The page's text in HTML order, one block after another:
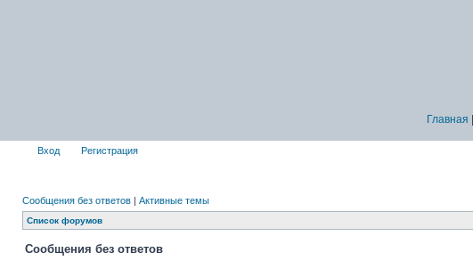
Главная
Вход Регистрация
Сообщения без ответов | Активные темы
Список форумов
Сообщения без ответов